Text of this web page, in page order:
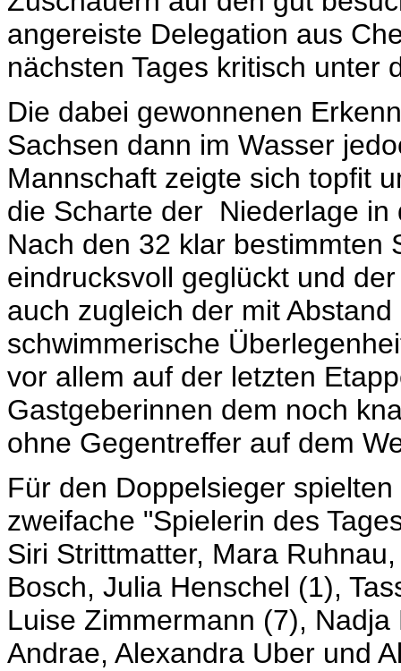
angereiste Delegation aus
nächsten Tages kritisch unter
Die dabei gewonnenen
Sachsen dann im Wasser
Mannschaft zeigte sich topfit
die Scharte der Niederlage in
Nach den 32 klar bestimmten
eindrucksvoll geglückt und
auch zugleich der mit
schwimmerische
vor allem auf der letzten
Gastgeberinnen dem noch
ohne Gegentreffer auf dem
Für den Doppelsieger
zweifache "Spielerin des
Siri Strittmatter, Mara
Bosch, Julia Henschel (1),
Luise Zimmermann (7),
Andrae, Alexandra Uber und